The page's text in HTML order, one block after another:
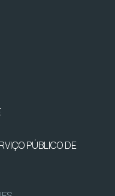
PÚBLICO DE